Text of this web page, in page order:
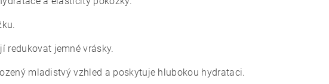
redukovat jemné vrásky.
mladistvý vzhled a poskytuje hlubokou hydrataci.